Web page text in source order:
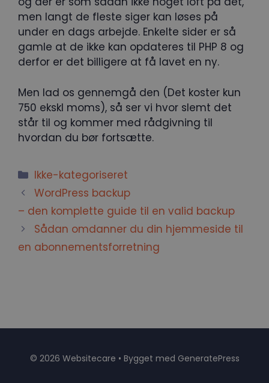
men langt de fleste siger kan løses på
under en dags arbejde. Enkelte sider er så
gamle at de ikke kan opdateres til PHP 8 og
derfor er det billigere at få lavet en ny.
Men lad os gennemgå den (Det koster kun
750 ekskl moms), så ser vi hvor slemt det
står til og kommer med rådgivning til
hvordan du bør fortsætte.
Kategorier
Ikke-kategoriseret
WordPress backup
– den komplette guide til en valid backup
Sådan omdanner du din hjemmeside til
en abonnementsforretning
© 2026 Websitecare • Bygget med GeneratePress